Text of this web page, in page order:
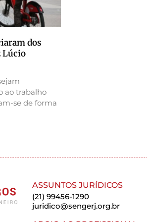
dos
Lúcio
ao trabalho
se de forma
ASSUNTOS JURÍDICOS
(21) 99456-1290
juridico@sengerj.org.br